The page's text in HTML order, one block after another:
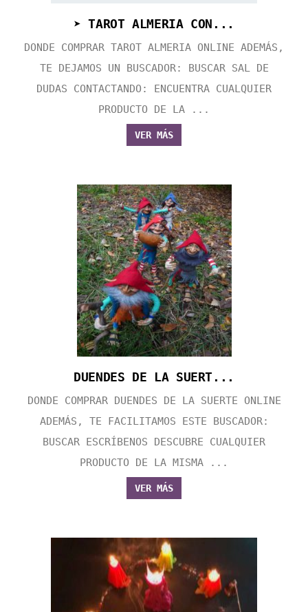
➤ TAROT ALMERIA CON...
DONDE COMPRAR TAROT ALMERIA ONLINE ADEMÁS,
TE DEJAMOS UN BUSCADOR: BUSCAR SAL DE
DUDAS CONTACTANDO: ENCUENTRA CUALQUIER
PRODUCTO DE LA ...
VER MÁS
DUENDES DE LA SUERT...
DONDE COMPRAR DUENDES DE LA SUERTE ONLINE
ADEMÁS, TE FACILITAMOS ESTE BUSCADOR:
BUSCAR ESCRÍBENOS DESCUBRE CUALQUIER
PRODUCTO DE LA MISMA ...
VER MÁS